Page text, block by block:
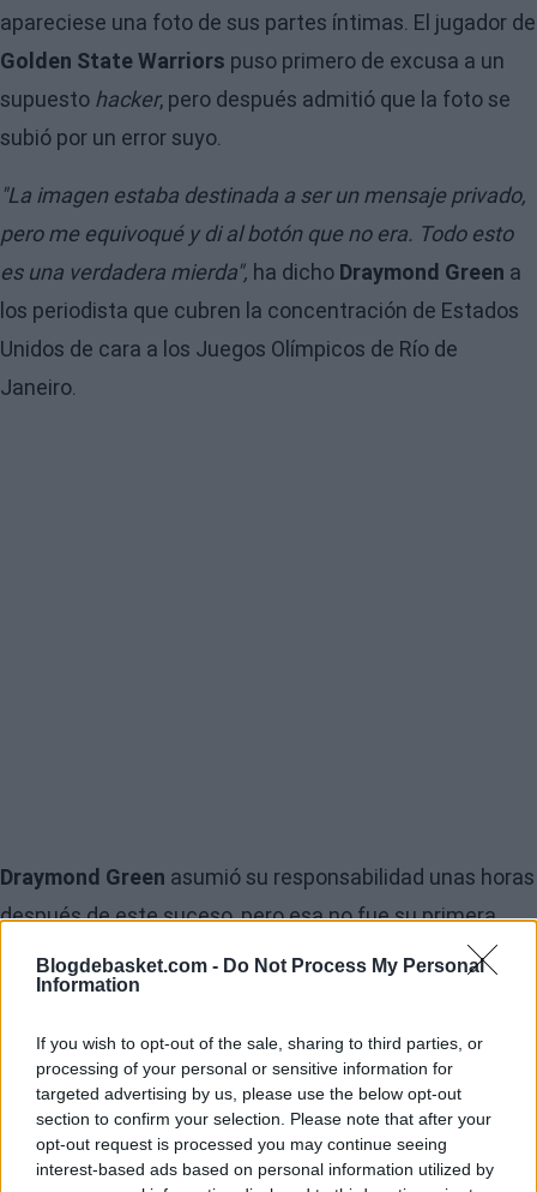
Blogdebasket.com - Do Not Process My Personal
Information
If you wish to opt-out of the sale, sharing to third parties, or
processing of your personal or sensitive information for
targeted advertising by us, please use the below opt-out
section to confirm your selection. Please note that after your
opt-out request is processed you may continue seeing
interest-based ads based on personal information utilized by
apareciese una foto de sus partes íntimas. El jugador de
Golden State Warriors puso primero de excusa a un
supuesto hacker, pero después admitió que la foto se
subió por un error suyo.
"La imagen estaba destinada a ser un mensaje privado,
pero me equivoqué y di al botón que no era. Todo esto
es una verdadera mierda", ha dicho Draymond Green a
los periodista que cubren la concentración de Estados
Unidos de cara a los Juegos Olímpicos de Río de
Janeiro.
Draymond Green asumió su responsabilidad unas horas
después de este suceso, pero esa no fue su primera
reacción. El jugador de los Golden State Warriors
utilizó su cuenta de
hacker
que le había pirateado su cuenta de Snapchat
había colgado esa foto.
Pero las reacciones a esta excusa no se hicieron
esperar mucho, especialmente desdeTwitter,que se